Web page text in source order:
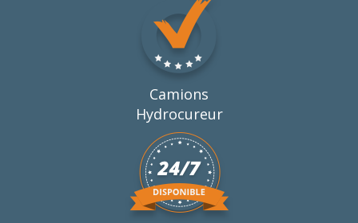
Camions
Hydrocureur